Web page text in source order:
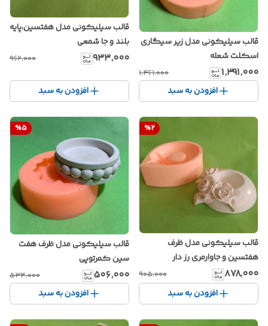
قالب سیلیکونی مدل زیر سیگاری
اسکلت شعله
۱٬۳۹۱٬۰۰۰ ۱٬۴۶۱٬۰۰۰
افزودن به سبد
قالب سیلیکونی مدل هفتسین،پایه
بلند و جا شمعی
۹۳۳٬۰۰۰ ۹۶۲٬۰۰۰
افزودن به سبد
%2
قالب سیلیکونی مدل ظرف
هفتسین و جاوارمری رز دار
۸۷۸٬۰۰۰ ۹۰۵٬۰۰۰
افزودن به سبد
%5
قالب سیلیکونی مدل ظرف هفت
سین کمرتوپی
۵۰۶٬۰۰۰ ۵۳۴٬۰۰۰
افزودن به سبد